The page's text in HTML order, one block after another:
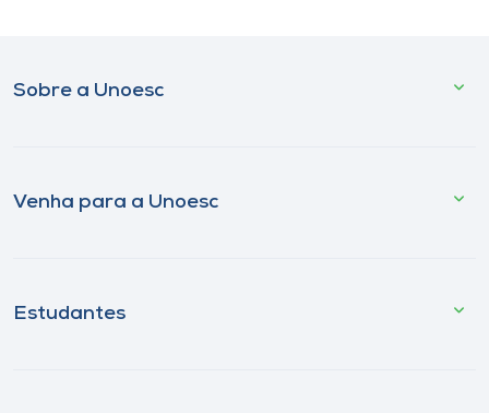
Sobre a Unoesc
Venha para a Unoesc
Estudantes